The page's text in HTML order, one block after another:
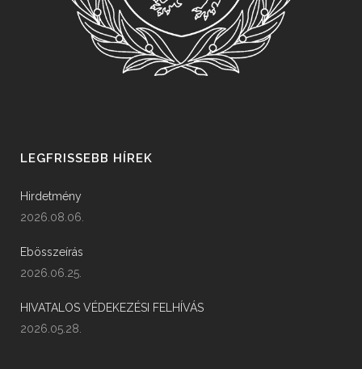
LEGFRISSEBB HÍREK
Hirdetmény
2026.08.06.
Ebösszeírás
2026.06.25.
HIVATALOS VÉDEKEZÉSI FELHÍVÁS
2026.05.28.